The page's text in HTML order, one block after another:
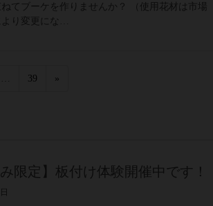
ねてブーケを作りませんか？ （使用花材は市場
り変更にな…
… 39 »
み限定】板付け体験開催中です！